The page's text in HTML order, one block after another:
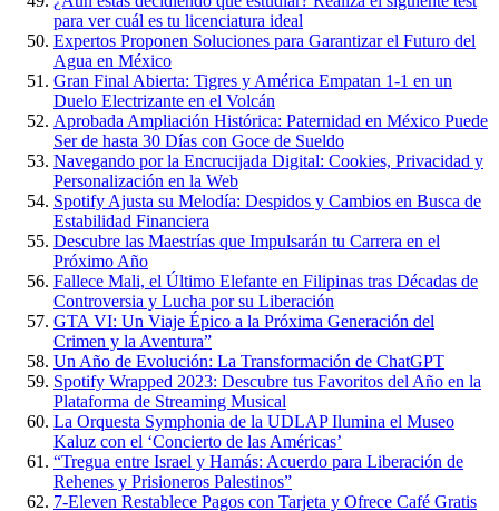
para ver cuál es tu licenciatura ideal
Expertos Proponen Soluciones para Garantizar el Futuro del
Agua en México
Gran Final Abierta: Tigres y América Empatan 1-1 en un
Duelo Electrizante en el Volcán
Aprobada Ampliación Histórica: Paternidad en México Puede
Ser de hasta 30 Días con Goce de Sueldo
Navegando por la Encrucijada Digital: Cookies, Privacidad y
Personalización en la Web
Spotify Ajusta su Melodía: Despidos y Cambios en Busca de
Estabilidad Financiera
Descubre las Maestrías que Impulsarán tu Carrera en el
Próximo Año
Fallece Mali, el Último Elefante en Filipinas tras Décadas de
Controversia y Lucha por su Liberación
GTA VI: Un Viaje Épico a la Próxima Generación del
Crimen y la Aventura”
Un Año de Evolución: La Transformación de ChatGPT
Spotify Wrapped 2023: Descubre tus Favoritos del Año en la
Plataforma de Streaming Musical
La Orquesta Symphonia de la UDLAP Ilumina el Museo
Kaluz con el ‘Concierto de las Américas’
“Tregua entre Israel y Hamás: Acuerdo para Liberación de
Rehenes y Prisioneros Palestinos”
7-Eleven Restablece Pagos con Tarjeta y Ofrece Café Gratis